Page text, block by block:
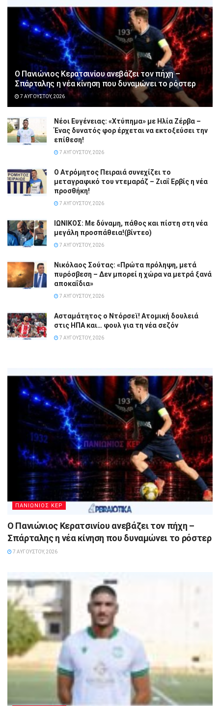
Ο Πανιώνιος Κερατσινίου ανεβάζει τον πήχη –
Σπάρταλης η νέα κίνηση που δυναμώνει το ρόστερ
7 ΑΥΓΟΎΣΤΟΥ, 2026
Νέοι Ευγένειας: «Χτύπημα» με Ηλία Ζέρβα –
Ένας δυνατός φορ έρχεται να εκτοξεύσει την
επίθεση!
7 ΑΥΓΟΎΣΤΟΥ, 2026
Ο Ατρόμητος Πειραιά συνεχίζει το
μεταγραφικό του ντεμαράζ – Ζιαΐ Ερβίς η νέα
προσθήκη!
7 ΑΥΓΟΎΣΤΟΥ, 2026
ΙΩΝΙΚΟΣ: Με δύναμη, πάθος και πίστη στη νέα
μεγάλη προσπάθεια!(βίντεο)
7 ΑΥΓΟΎΣΤΟΥ, 2026
Νικόλαος Σούτας: «Πρώτα πρόληψη, μετά
πυρόσβεση – Δεν μπορεί η χώρα να μετρά ξανά
αποκαΐδια»
7 ΑΥΓΟΎΣΤΟΥ, 2026
Ασταμάτητος ο Ντόρσεϊ! Ατομική δουλειά
στις ΗΠΑ και… φουλ για τη νέα σεζόν
7 ΑΥΓΟΎΣΤΟΥ, 2026
ΠΑΝΙΩΝΙΟΣ ΚΕΡ
Ο Πανιώνιος Κερατσινίου ανεβάζει τον πήχη –
Σπάρταλης η νέα κίνηση που δυναμώνει το ρόστερ
7 ΑΥΓΟΎΣΤΟΥ, 2026